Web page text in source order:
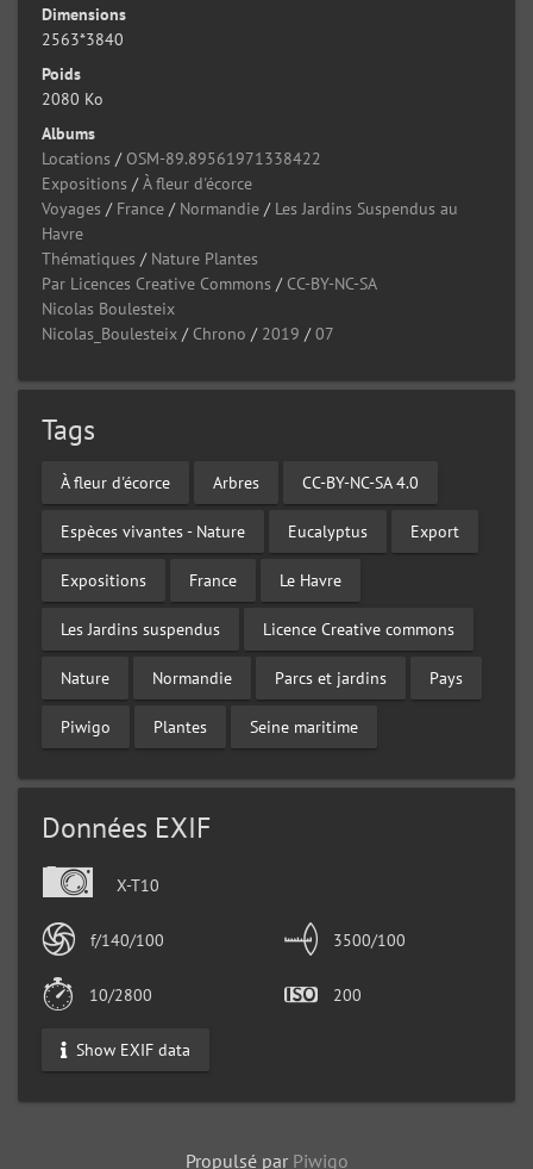
Dimensions
2563*3840
Poids
2080 Ko
Albums
Locations / OSM-89.89561971338422
Expositions /À fleur d'écorce
Voyages / France / Normandie / Les Jardins Suspendus au
Havre
Thématiques / Nature Plantes
Par Licences Creative Commons / CC-BY-NC-SA
Nicolas Boulesteix
Nicolas_Boulesteix / Chrono / 2019 /07
Tags
À fleur d'écorce Arbres CC-BY-NC-SA 4.0
Espèces vivantes - Nature Eucalyptus Export
Expositions France Le Havre
Les Jardins suspendus Licence Creative commons
Nature Normandie Parcs et jardins Pays
Piwigo Plantes Seine maritime
Données EXIF
X-T10
f/140/100 3500/100
10/2800 200
Show EXIF data
Propulsé par Piwigo